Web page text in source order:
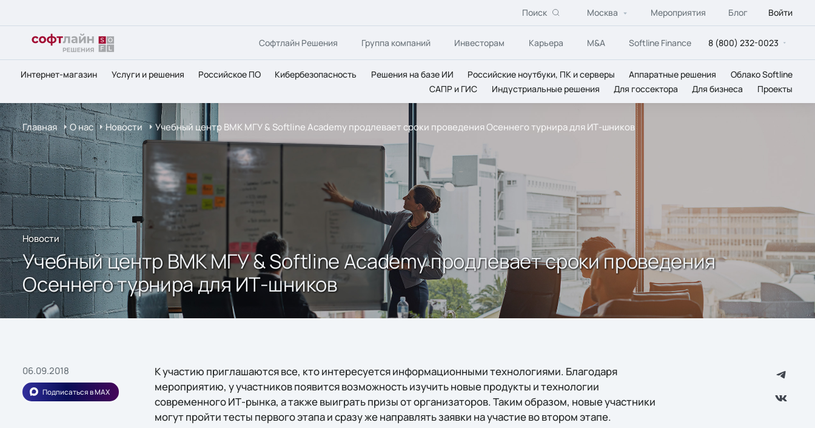
Поиск Москва Мероприятия Блог Войти
Софтлайн Решения Группа компаний Инвесторам Карьера M&A Softline Finance 8 (800) 232-0023
Интернет-магазин Услуги и решения Российское ПО Кибербезопасность Решения на базе ИИ Российские ноутбуки, ПК и серверы Аппаратные решения
Облако Softline
САПР и ГИС
Индустриальные решения Для госсектора Для бизнеса Проекты
Главная О нас Новости Учебный центр ВМК МГУ & Softline Academy продлевает сроки проведения Осеннего турнира для ИТ-шников
Новости
Учебный центр ВМК МГУ & Softline Academy продлевает сроки проведения
Осеннего турнира для ИТ-шников
06.09.2018
Подписаться в MAX
К участию приглашаются все, кто интересуется информационными технологиями. Благодаря
мероприятию, у участников появится возможность изучить новые продукты и технологии
современного ИТ-рынка, а также выиграть призы от организаторов. Таким образом, новые участники
могут пройти тесты первого этапа и сразу же направлять заявки на участие во втором этапе.